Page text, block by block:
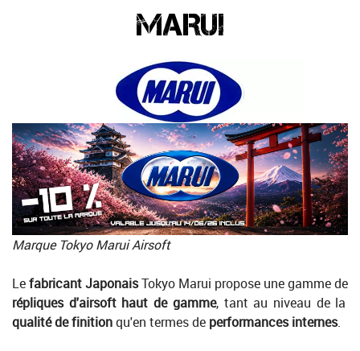
MARUI
Marque Tokyo Marui Airsoft
Lefabricant JaponaisTokyo Marui propose une gamme de
répliques d'airsoft haut de gamme, tant au niveau de la
qualité de finitionqu'en termes de performances internes.